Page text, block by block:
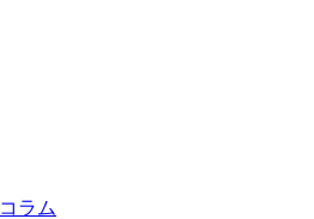
コラム